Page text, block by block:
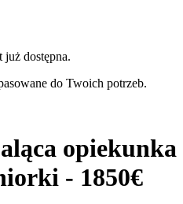
już dostępna.
do Twoich potrzeb.
opiekunka
- 1850€